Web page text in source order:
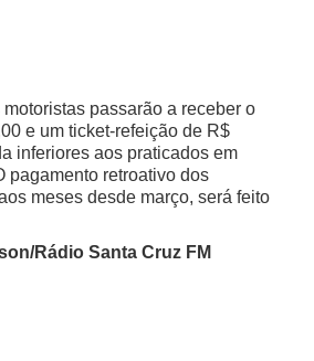
passarão a receber o
e um ticket-refeição de R$
inferiores aos praticados em
pagamento retroativo dos
meses desde março, será feito
Rádio Santa Cruz FM